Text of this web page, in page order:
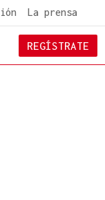
La prensa
REGÍSTRATE